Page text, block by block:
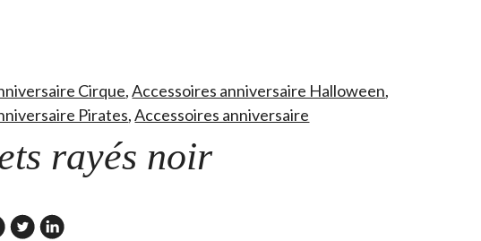
Cirque,Accessoires anniversaire Halloween,
Pirates,Accessoires anniversaire
rayés noir